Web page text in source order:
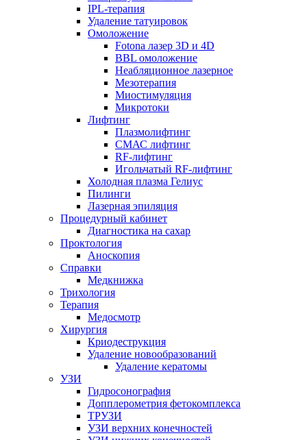
IPL-терапия
Удаление татуировок
Омоложение
Fotona лазер 3D и 4D
BBL омоложение
Неабляционное лазерное
Мезотерапия
Миостимуляция
Микротоки
Лифтинг
Плазмолифтинг
СМАС лифтинг
RF-лифтинг
Игольчатый RF-лифтинг
Холодная плазма Гелиус
Пилинги
Лазерная эпиляция
Процедурный кабинет
Диагностика на сахар
Проктология
Аноскопия
Справки
Медкнижка
Трихология
Терапия
Медосмотр
Хирургия
Криодеструкция
Удаление новообразований
Удаление кератомы
УЗИ
Гидросонография
Допплерометрия фетокомплекса
ТРУЗИ
УЗИ верхних конечностей